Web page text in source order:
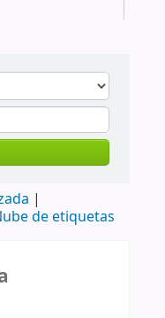
de etiquetas